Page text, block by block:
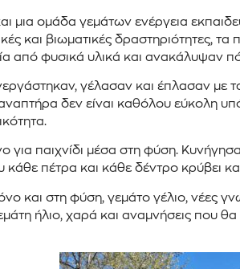
ομάδα γεμάτων ενέργεια
και βιωματικές δραστηριότητες,
από φυσικά υλικά και ανακάλυψαν
γέλασαν και έπλασαν
δεν είναι καθόλου εύκολη
για παιχνίδι μέσα στη φύση.
πέτρα και κάθε δέντρο κρύβει και
και στη φύση, γεμάτο γέλιο, νέες
ήλιο, χαρά και αναμνήσεις που